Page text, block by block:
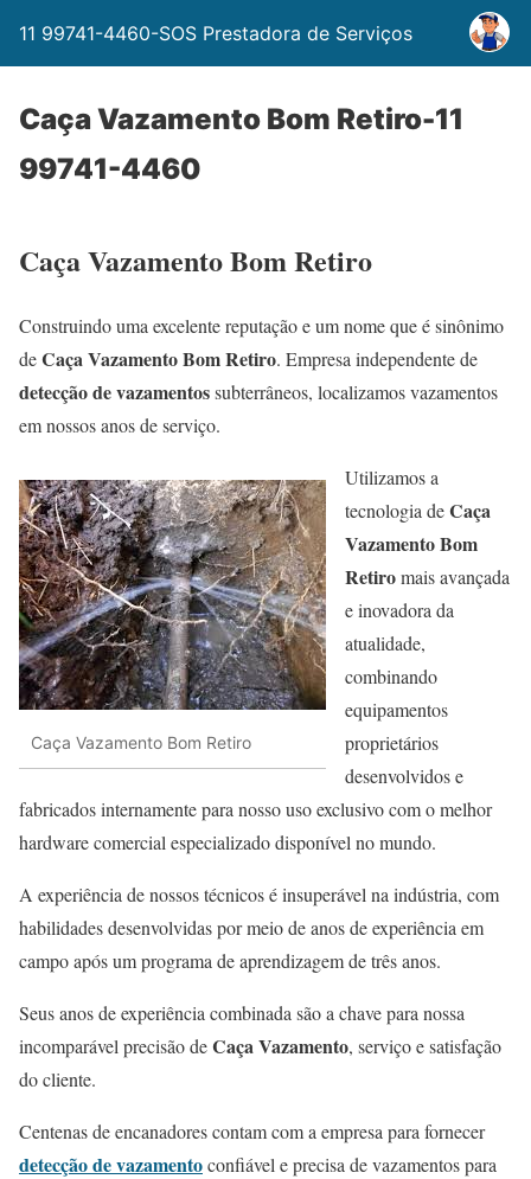
11 99741-4460-SOS Prestadora de Serviços
Caça Vazamento Bom Retiro-11
99741-4460
Caça Vazamento Bom Retiro
Construindo uma excelente reputação e um nome que é sinônimo
deCaça Vazamento Bom Retiro. Empresa independente de
detecção de vazamentossubterrâneos, localizamos vazamentos
em nossos anos de serviço.
Caça Vazamento Bom Retiro
Utilizamos a
tecnologia deCaça
Vazamento Bom
Retiromais avançada
e inovadora da
atualidade,
combinando
equipamentos
proprietários
desenvolvidos e
fabricados internamente para nosso uso exclusivo com o melhor
hardware comercial especializado disponível no mundo.
A experiência de nossos técnicos é insuperável na indústria, com
habilidades desenvolvidas por meio de anos de experiência em
campo após um programa de aprendizagem de três anos.
Seus anos de experiência combinada são a chave para nossa
incomparável precisão deCaça Vazamento, serviço e satisfação
do cliente.
Centenas de encanadores contam com a empresa para fornecer
detecção de vazamentoconfiável e precisa de vazamentos para